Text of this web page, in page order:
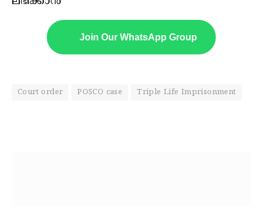
Join Our WhatsApp Group
Court order POSCO case Triple Life Imprisonment